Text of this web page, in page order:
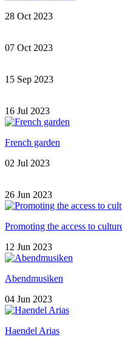
28 Oct 2023
07 Oct 2023
15 Sep 2023
16 Jul 2023
French garden
02 Jul 2023
26 Jun 2023
Promoting the access to
12 Jun 2023
Abendmusiken
04 Jun 2023
Haendel Arias